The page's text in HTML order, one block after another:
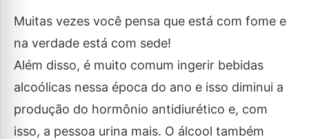
Muitas vezes você pensa que está com fome e
na verdade está com sede!
Além disso, é muito comum ingerir bebidas
alcoólicas nessa época do ano e isso diminui a
produção do hormônio antidiurético e, com
isso, a pessoa urina mais. O álcool também